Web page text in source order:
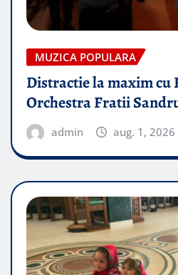
MUZICA POPULARA
Distractie la maxim cu
Orchestra Fratii
admin aug. 1, 2026